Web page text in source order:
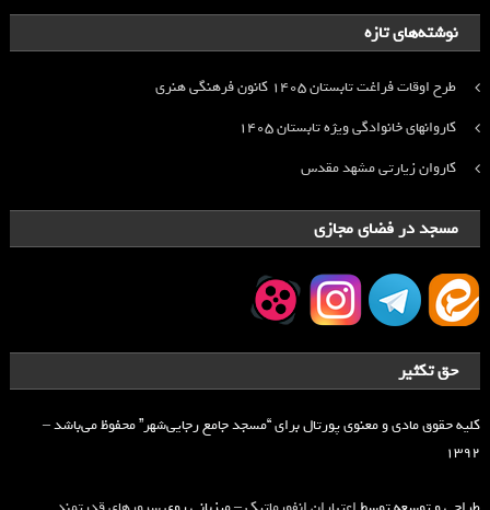
نوشته‌های تازه
طرح اوقات فراغت تابستان ۱۴۰۵ کانون فرهنگی هنری
کاروانهای خانوادگی ویژه تابستان ۱۴۰۵
کاروان زیارتی مشهد مقدس
مسجد در فضای مجازی
حق تکثیر
کلیه حقوق مادی و معنوی پورتال برای “مسجد جامع رجایی‌شهر” محفوظ می‌باشد –
۱۳۹۲